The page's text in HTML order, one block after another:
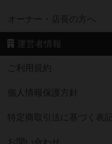
オーナー・店長の方へ
運営者情報
ご利用規約
個人情報保護方針
特定商取引法に基づく表記
お問い合わせ